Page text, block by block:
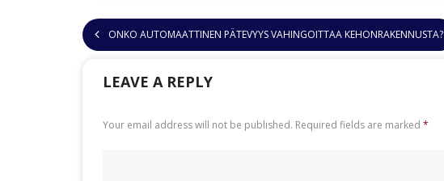
ONKO AUTOMAATTINEN PÄTEVYYS VAHINGOITTAA KEHONRAKENNUSTA?
LEAVE A REPLY
Your email address will not be published. Required fields are marked *